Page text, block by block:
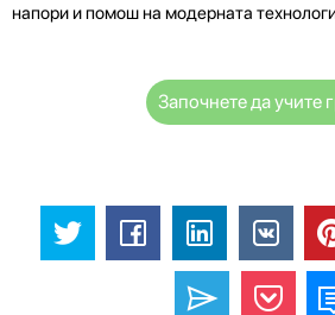
напори и помош на модерната
Започнете да учите